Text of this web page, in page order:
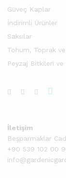
Güveç Kaplar
İndirimli Ürünler
Saksılar
Tohum, Toprak
Peyzaj Bitkileri
İletişim
Beşparmaklar
+90 539 102 00